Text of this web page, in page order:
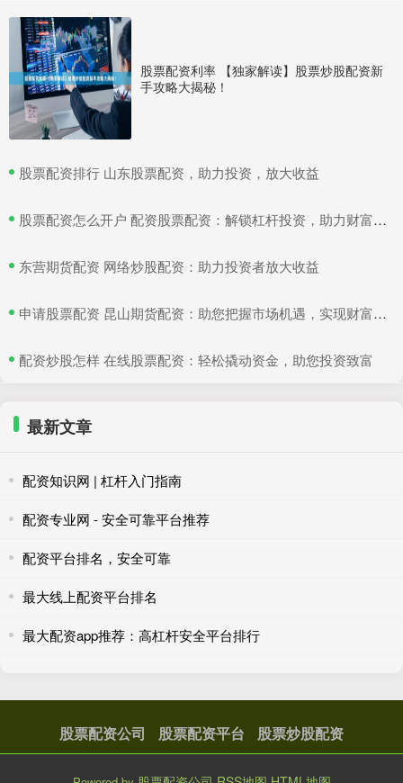
股票配资利率 【独家解读】股票炒股配资新
手攻略大揭秘！
​股票配资排行 山东股票配资，助力投资，放大收益
​股票配资怎么开户 配资股票配资：解锁杠杆投资，助力财富增值
​东营期货配资 网络炒股配资：助力投资者放大收益
​申请股票配资 昆山期货配资：助您把握市场机遇，实现财富梦想
​配资炒股怎样 在线股票配资：轻松撬动资金，助您投资致富
最新文章
配资知识网 | 杠杆入门指南
配资专业网 - 安全可靠平台推荐
配资平台排名，安全可靠
最大线上配资平台排名
最大配资app推荐：高杠杆安全平台排行
股票配资公司 股票配资平台 股票炒股配资